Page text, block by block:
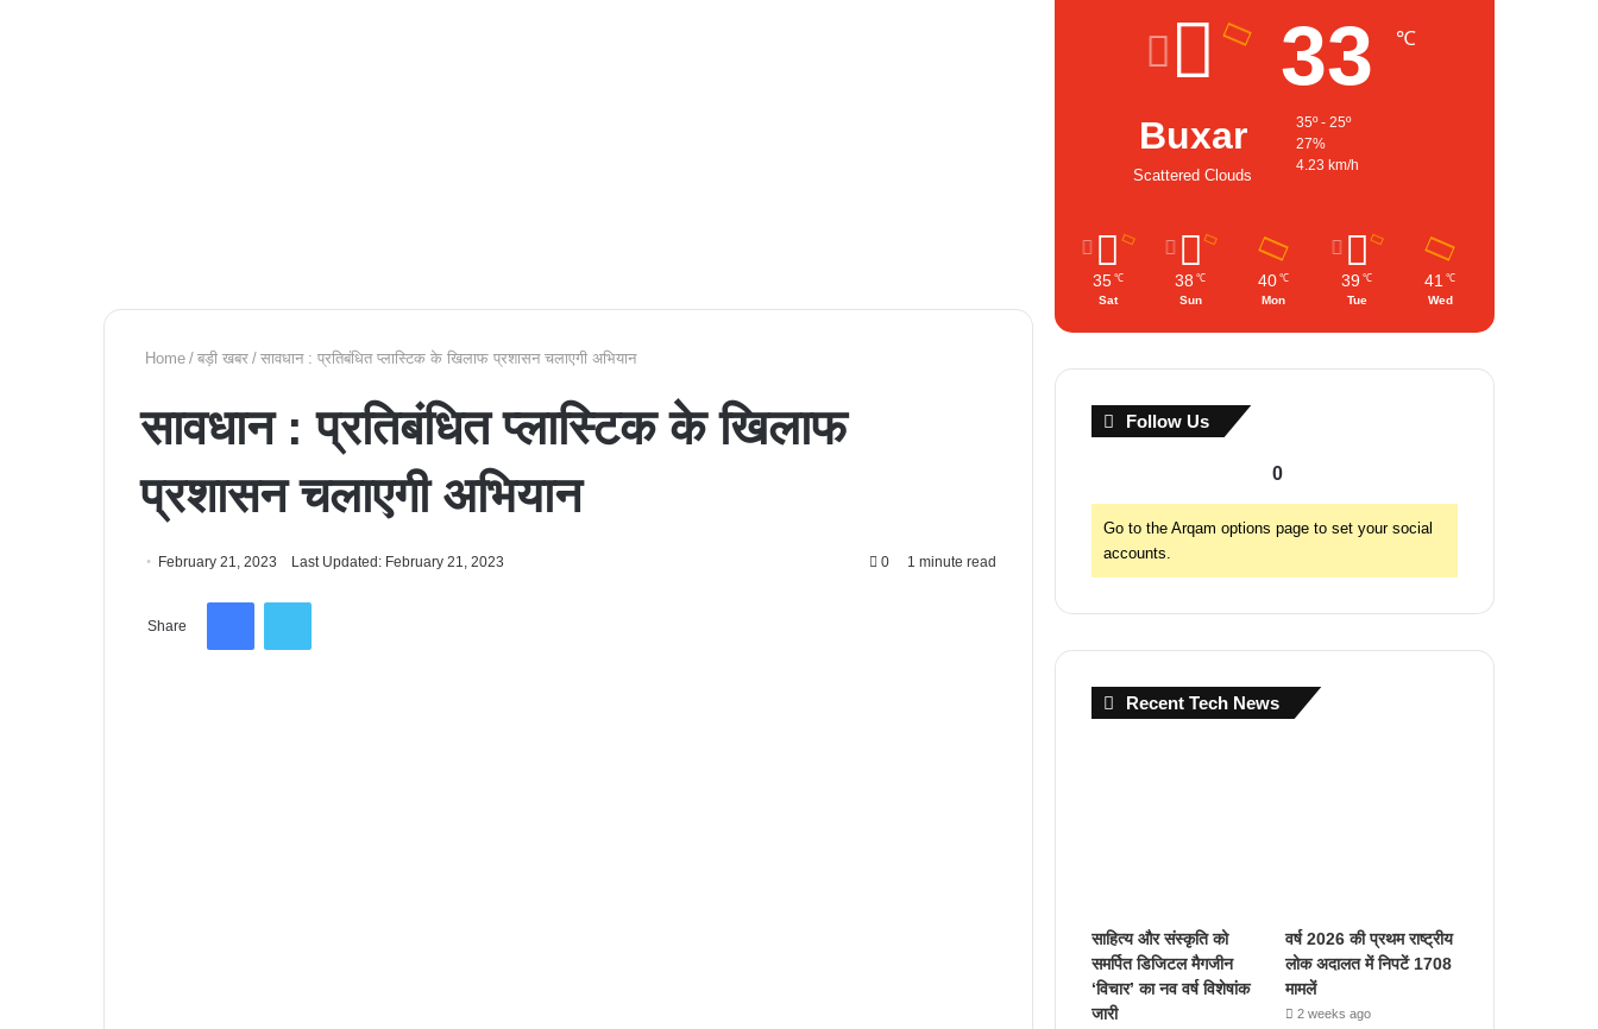
Home / बड़ी खबर / सावधान : प्रतिबंधित प्लास्टिक के खिलाफ प्रशासन चलाएगी अभियान
सावधान : प्रतिबंधित प्लास्टिक के खिलाफ
प्रशासन चलाएगी अभियान
February 21, 2023 Last Updated: February 21, 2023 0 1 minute read
Share
Buxar
Scattered Clouds
33 ℃
35º - 25º
27%
4.23 km/h
35 ℃
Sat
38 ℃
Sun
40 ℃
Mon
39 ℃
Tue
41 ℃
Wed
Follow Us
0
Go to the Arqam options page to set your social
accounts.
Recent Tech News
साहित्य और संस्कृति को
समर्पित डिजिटल मैगजीन
‘विचार’ का नव वर्ष विशेषांक
जारी
वर्ष 2026 की प्रथम राष्ट्रीय
लोक अदालत में निपटें 1708
मामलें
2 weeks ago